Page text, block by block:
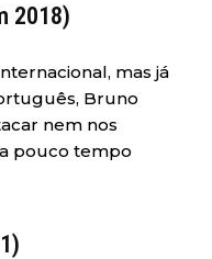
2018)
mas já
Bruno
nem nos
pouco tempo